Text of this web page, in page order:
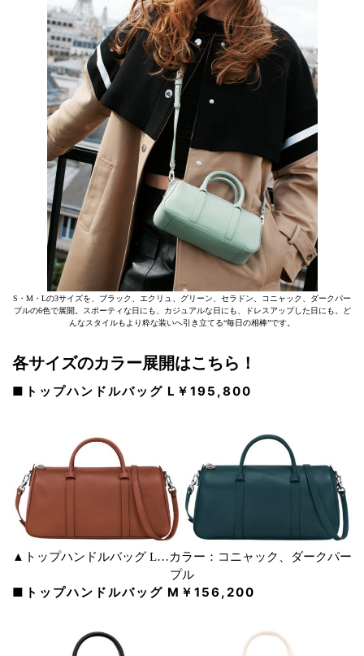
S・M・Lの3サイズを、ブラック、エクリュ、グリーン、セラドン、コニャック、ダークパー
プルの6色で展開。スポーティな日にも、カジュアルな日にも、ドレスアップした日にも。ど
んなスタイルもより粋な装いへ引き立てる“毎日の相棒”です。
各サイズのカラー展開はこちら！
■トップハンドルバッグ L￥195,800
▲トップハンドルバッグ L…カラー：コニャック、ダークパー
プル
■トップハンドルバッグ M￥156,200